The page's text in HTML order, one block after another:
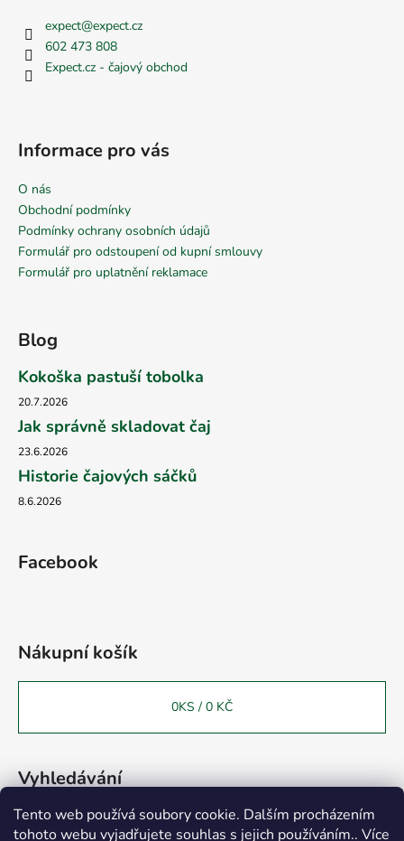
Tento web používá soubory cookie. Dalším procházením
tohoto webu vyjadřujete souhlas s jejich používáním.. Více
expect@expect.cz
602 473 808
Expect.cz - čajový obchod
Informace pro vás
O nás
Obchodní podmínky
Podmínky ochrany osobních údajů
Formulář pro odstoupení od kupní smlouvy
Formulář pro uplatnění reklamace
Blog
Kokoška pastuší tobolka
20.7.2026
Jak správně skladovat čaj
23.6.2026
Historie čajových sáčků
8.6.2026
Facebook
Nákupní košík
0KS / 0 KČ
Vyhledávání
HLEDAT